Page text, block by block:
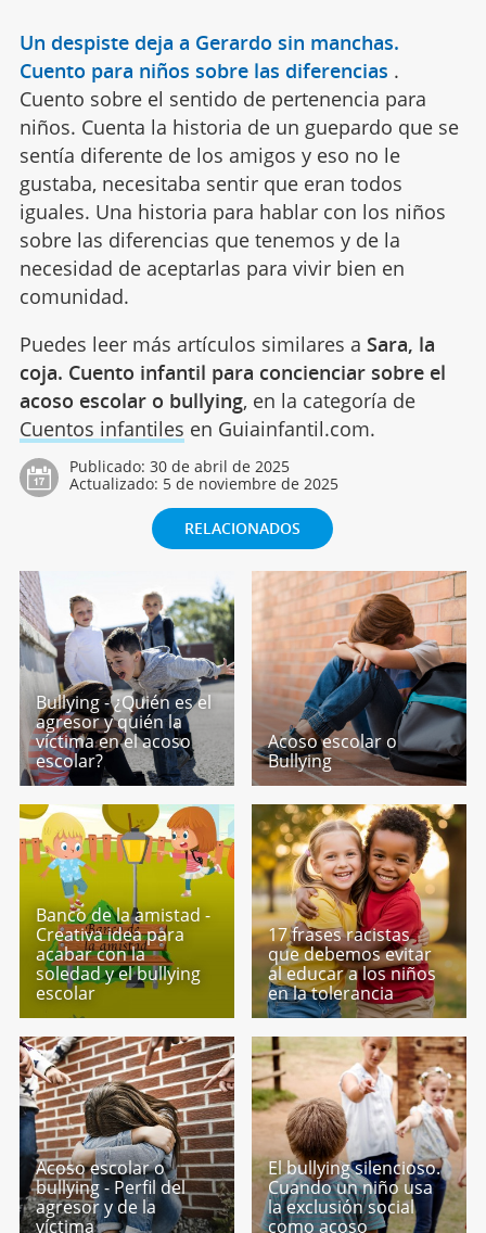
Un despiste deja a Gerardo sin manchas.
Cuento para niños sobre las diferencias .
Cuento sobre el sentido de pertenencia para
niños. Cuenta la historia de un guepardo que se
sentía diferente de los amigos y eso no le
gustaba, necesitaba sentir que eran todos
iguales. Una historia para hablar con los niños
sobre las diferencias que tenemos y de la
necesidad de aceptarlas para vivir bien en
comunidad.
Puedes leer más artículos similares a Sara, la
coja. Cuento infantil para concienciar sobre el
acoso escolar o bullying, en la categoría de
Cuentos infantiles en Guiainfantil.com.
Publicado: 30 de abril de 2025
Actualizado: 5 de noviembre de 2025
RELACIONADOS
Bullying - ¿Quién es el
agresor y quién la
víctima en el acoso
escolar?
Acoso escolar o
Bullying
Banco de la amistad -
Creativa idea para
acabar con la
soledad y el bullying
escolar
17 frases racistas
que debemos evitar
al educar a los niños
en la tolerancia
Acoso escolar o
bullying - Perfil del
agresor y de la
víctima
El bullying silencioso.
Cuando un niño usa
la exclusión social
como acoso